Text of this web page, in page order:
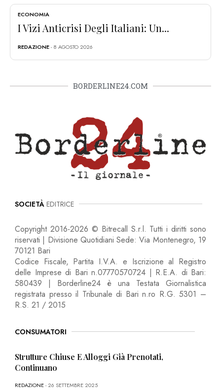
ECONOMIA
I Vizi Anticrisi Degli Italiani: Un...
REDAZIONE- 8 AGOSTO 2026
BORDERLINE24.COM
SOCIETÀ EDITRICE
Copyright 2016-2026 © Bitrecall S.r.l. Tutti i diritti sono
riservati | Divisione Quotidiani Sede: Via Montenegro, 19
70121 Bari
Codice Fiscale, Partita I.V.A. e Iscrizione al Registro
delle Imprese di Bari n.07770570724 | R.E.A. di Bari:
580439 | Borderline24 è una Testata Giornalistica
registrata presso il Tribunale di Bari n.ro R.G. 5301 –
R.S. 21 / 2015
CONSUMATORI
Strutture Chiuse E Alloggi Già Prenotati,
Continuano
REDAZIONE- 26 SETTEMBRE 2025